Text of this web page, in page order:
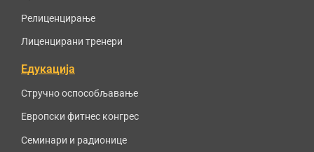
Релиценцирање
Лиценцирани тренери
Едукација
Стручно оспособљавање
Европски фитнес конгрес
Семинари и радионице